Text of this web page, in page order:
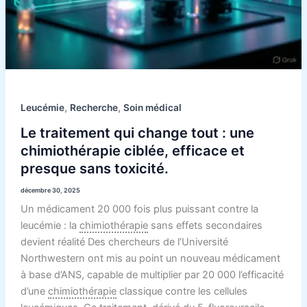
Leucémie, Recherche, Soin médical
Le traitement qui change tout : une
chimiothérapie ciblée, efficace et
presque sans toxicité.
décembre 30, 2025
Un médicament 20 000 fois plus puissant contre la
leucémie : la chimiothérapiesans effets secondaires
devient réalité Des chercheurs de l’Université
Northwestern ont mis au point un nouveau médicament
à base d’ANS, capable de multiplier par 20 000 l’efficacité
d’une chimiothérapieclassique contre les cellules